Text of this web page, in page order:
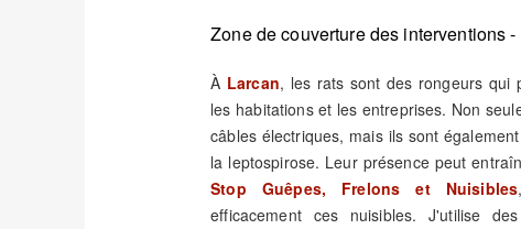
Zone de couverture des interventions -
À Larcan, les rats sont des rongeurs qui
les habitations et les entreprises. Non
câbles électriques, mais ils sont
la leptospirose. Leur présence peut
Stop Guêpes, Frelons et Nuisibles
efficacement ces nuisibles. J'utilise